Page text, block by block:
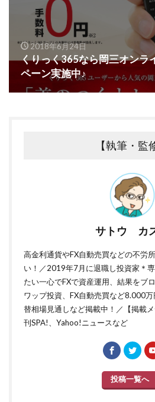
2018年6月24日
くりっく365なら岡三オンラ
ペーン実施中♪
【執筆・監
サトウ カ
高金利通貨やFX自動売買などの不労
い！／2019年7月に退職し投資家＊
たい一心でFXで資産運用、結果をブ
ワップ投資、FX自動売買など8.000
替相場見通しなど掲載中！／【掲載
刊SPA!、Yahoo!ニュースなど
投稿一覧へ